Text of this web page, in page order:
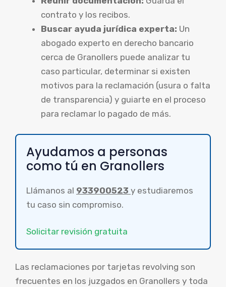
contrato y los recibos.
Buscar ayuda jurídica experta: Un
abogado experto en derecho bancario
cerca de Granollers puede analizar tu
caso particular, determinar si existen
motivos para la reclamación (usura o falta
de transparencia) y guiarte en el proceso
para reclamar lo pagado de más.
Ayudamos a personas
como tú en Granollers
Llámanos al 933900523 y estudiaremos
tu caso sin compromiso.
Solicitar revisión gratuita
Las reclamaciones por tarjetas revolving son
frecuentes en los juzgados en Granollers y toda